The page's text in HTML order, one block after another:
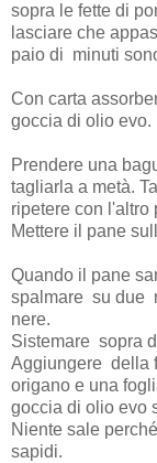
sopra le fette di
lasciare che
paio di minuti
Con carta
goccia di olio evo.
Prendere una
tagliarla a metà.
ripetere con l'altro
Mettere il pane
Quando il pane
spalmare su due
nere.
Sistemare sopra
Aggiungere della
origano e una
goccia di olio evo
Niente sale
sapidi.